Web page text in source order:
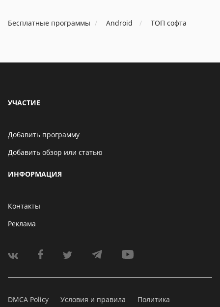
Бесплатные программы Android ТОП софта
УЧАСТИЕ
Добавить программу
Добавить обзор или статью
ИНФОРМАЦИЯ
Контакты
Реклама
DMCA Policy Условия и правила Политика